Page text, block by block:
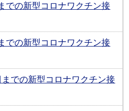
での新型コロナワクチン接
での新型コロナワクチン接
での新型コロナワクチン接